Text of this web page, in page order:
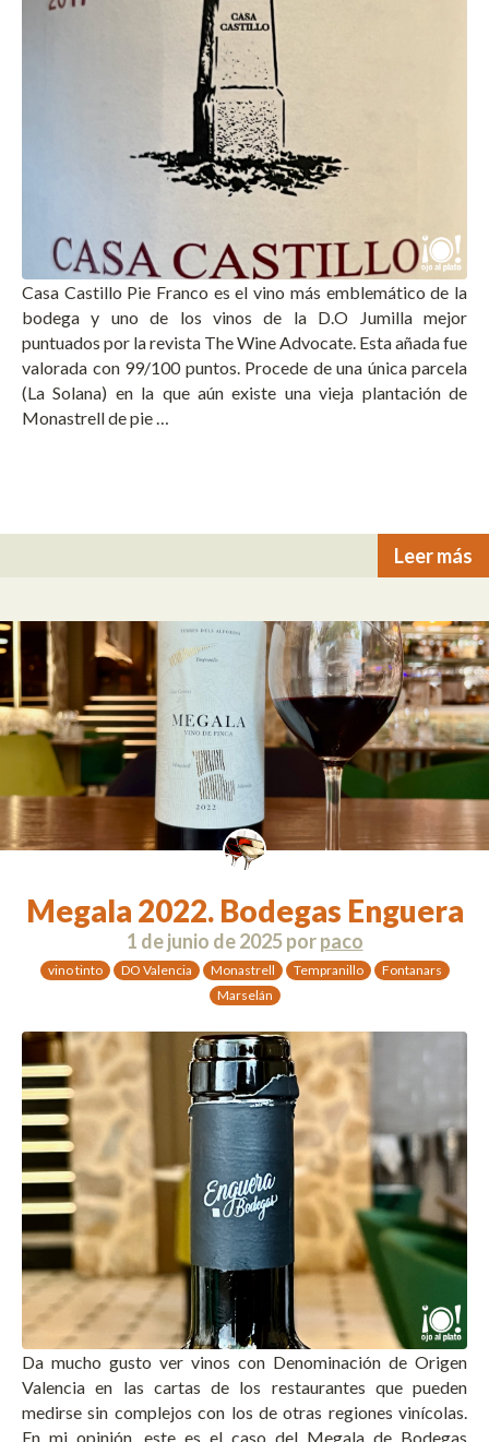
Casa Castillo Pie Franco es el vino más emblemático de la
bodega y uno de los vinos de la D.O Jumilla mejor
puntuados por la revista The Wine Advocate. Esta añada fue
valorada con 99/100 puntos. Procede de una única parcela
(La Solana) en la que aún existe una vieja plantación de
Monastrell de pie …
Leer más
Megala 2022. Bodegas Enguera
1 de junio de 2025porpaco
vino tinto DO Valencia Monastrell Tempranillo
Fontanars
Marselán
Da mucho gusto ver vinos con Denominación de Origen
Valencia en las cartas de los restaurantes que pueden
medirse sin complejos con los de otras regiones vinícolas.
En mi opinión, este es el caso del Megala de Bodegas